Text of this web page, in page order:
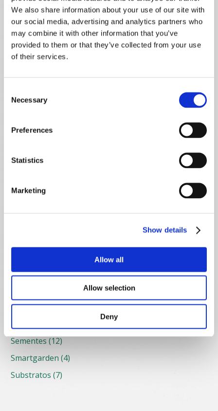
We also share information about your use of our site with
our social media, advertising and analytics partners who
may combine it with other information that you’ve
provided to them or that they’ve collected from your use
of their services.
Selection
Necessary
Preferences
Statistics
Marketing
Show details
Allow all
Allow selection
Deny
Vaso Biodegradável
em
Categorias
Hortas(3)
Nutrição e Proteção Vegetal(20)
Plantas(10)
Sementes (12)
Smartgarden (4)
Substratos (7)